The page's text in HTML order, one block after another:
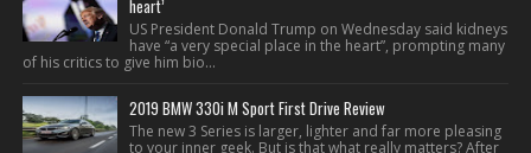
heart’
US President Donald Trump on Wednesday said kidneys
have “a very special place in the heart”, prompting many
of his critics to give him bio...
2019 BMW 330i M Sport First Drive Review
The new 3 Series is larger, lighter and far more pleasing
to your inner geek. But is that what really matters? After